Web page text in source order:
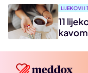
LIJEKOVI I
11
kavom